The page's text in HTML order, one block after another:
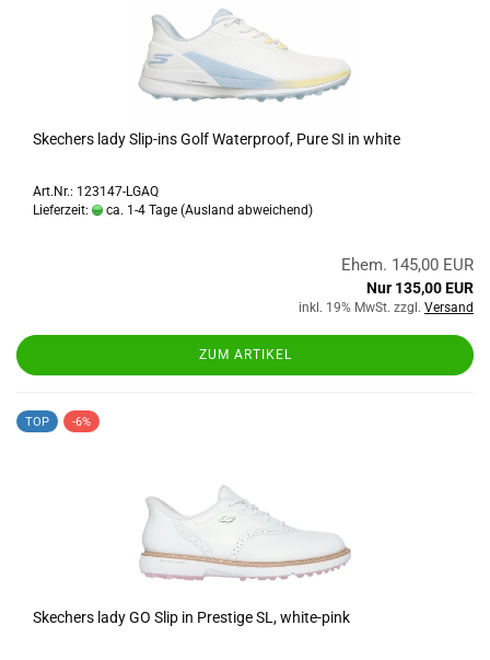
Skechers lady Slip-ins Golf Waterproof, Pure SI in white
Art.Nr.: 123147-LGAQ
Lieferzeit:
ca. 1-4 Tage (Ausland abweichend)
Ehem. 145,00 EUR
Nur 135,00 EUR
inkl. 19% MwSt. zzgl. Versand
ZUM ARTIKEL
TOP -6%
Skechers lady GO Slip in Prestige SL, white-pink